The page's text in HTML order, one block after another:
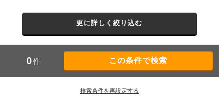
更に詳しく絞り込む
0件
検索条件を再設定する